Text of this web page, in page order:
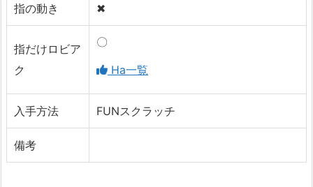
指の動き ✖
指だけロビア
ク
〇
Ha一覧
入手方法 FUNスクラッチ
備考